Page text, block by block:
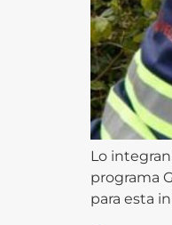
Lo
programa
para esta